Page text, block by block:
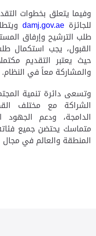
وفيما يتعلق بخطوات
للجائزة damj.gov.ae
طلب الترشيح وإرفاق
القبول، يجب استكمال
حيث يعتبر التقديم
والمشاركة معاً في النظام.
وتسعى دائرة تنمية
الشراكة مع مختلف
الدامجة، ودعم الجهود
متماسك يحتضن جميع
المنطقة والعالم في مجال